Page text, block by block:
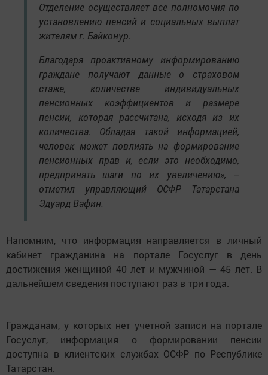
Отделение осуществляет все полномочия по
установлению пенсий и социальных выплат
жителям г. Байконур.
Благодаря проактивному информированию
граждане получают данные о страховом
стаже, количестве индивидуальных
пенсионных коэффициентов и размере
пенсии, которая рассчитана, исходя из их
количества. Обладая такой информацией,
человек может повлиять на формирование
пенсионных прав и, если это необходимо,
предпринять шаги по их увеличению», –
отметил управляющий ОСФР Татарстана
Эдуард Вафин.
Напомним, что информация направляется в личный
кабинет гражданина на портале Госуслуг в день
достижения женщиной 40 лет и мужчиной — 45 лет. В
дальнейшем сведения поступают раз в три года.
Гражданам, у которых нет учетной записи на портале
Госуслуг, информация о формировании пенсии
доступна в клиентских службах ОСФР по Республике
Татарстан.